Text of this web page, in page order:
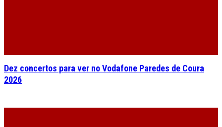
Dez concertos para ver no Vodafone Paredes de Coura
2026